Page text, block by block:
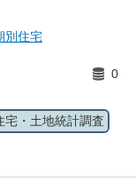
別住宅
0
宅・土地統計調査